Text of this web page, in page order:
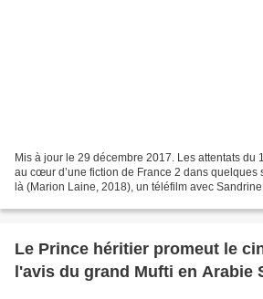
Mis à jour le 29 décembre 2017. Les attentats du
au cœur d’une fiction de France 2 dans quelques
là (Marion Laine, 2018), un téléfilm avec
Le Prince héritier promeut le
l'avis du grand Mufti en Arabie